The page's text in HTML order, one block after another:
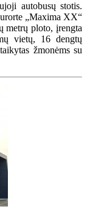
autobusų stotis.
„Maxima XX“
metrų ploto, įrengta
vietų, 16 dengtų
žmonėms su